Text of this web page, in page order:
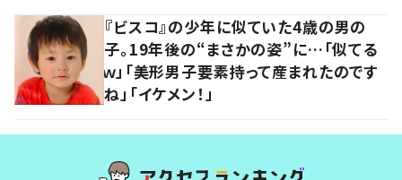
『ビスコ』の少年に似ていた4歳の男の
子。19年後の“まさかの姿”に…「似てる
ｗ」「美形男子要素持って産まれたのです
ね」「イケメン！」